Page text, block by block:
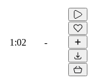
1:02 -